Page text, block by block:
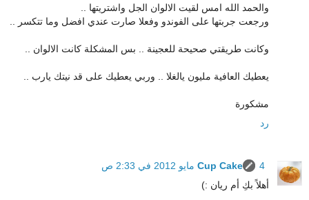
والحمد الله امس لقيت الالوان الجل واشتريتها ..
ورجعت جربتها على الفوندو وفعلا صارت عندي افضل وما تتكسر ..
وكانت طريقتي صحيحة للعجينة .. بس المشكلة كانت الالوان ..
يعطيك العافية مليون يالغلا .. وربي يعطيك على قد نيتك يارب ..
مشكورة
رد
Cup Cake
4 مايو 2012 في 2:33 ص
أهلاً بكِ أم ريان :)